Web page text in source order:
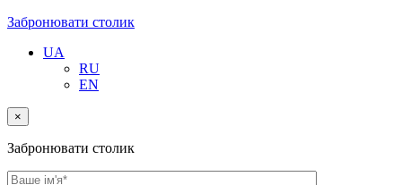
Забронювати столик
UA
RU
EN
×
Забронювати столик